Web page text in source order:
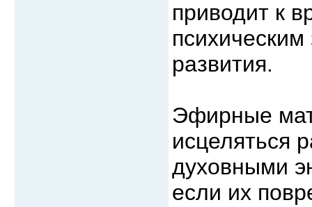
приводит к
развития.
Эфирные
исцеляться
духовными
если их